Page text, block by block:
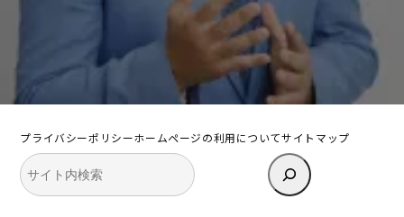
プライバシーポリシーホームページの利用についてサイトマップ
検
索